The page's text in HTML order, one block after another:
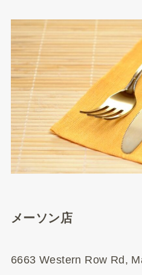
メーソン店
6663 Western Row Rd,